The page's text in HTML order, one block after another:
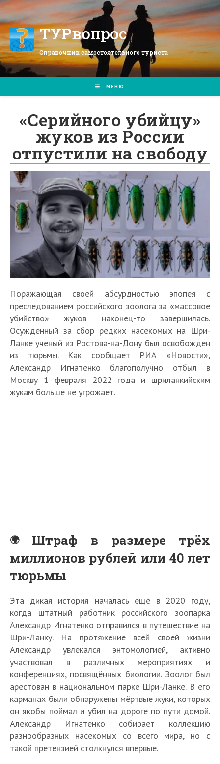
Перейти
к
содержимомуТУРвопрос
Справочник самостоятельного туриста
МЕНЮ
«Серийного убийцу»
жуков из России
отпустили на свободу
Поражающая своей абсурдностью эпопея с
преследованием российского зоолога за «массовое
убийство» жуков наконец-то завершилась.
Осужденный за сбор редких насекомых на Шри-
Ланке ученый из Ростова-на-Дону был освобожден
из тюрьмы. Как сообщает РИА «Новости»,
Александр Игнатенко благополучно отбыл в
Москву 1 февраля 2022 года и шриланкийским
жукам больше не угрожает.
Штраф в размере трёх
миллионов рублей или 40 лет
тюрьмы
Эта дикая история началась ещё в 2020 году,
когда штатный работник российского зоопарка
Александр Игнатенко отправился в путешествие на
Шри-Ланку. На протяжение всей своей жизни
Александр увлекался энтомологией, активно
участвовал в различных мероприятиях и
конференциях, посвящённых биологии. Зоолог был
арестован в национальном парке Шри-Ланке. В его
карманах были обнаружены мёртвые жуки, которых
он якобы поймал и убил на дороге по пути домой.
Александр Игнатенко собирает коллекцию
разнообразных насекомых со всего мира, но с
такой претензией столкнулся впервые.